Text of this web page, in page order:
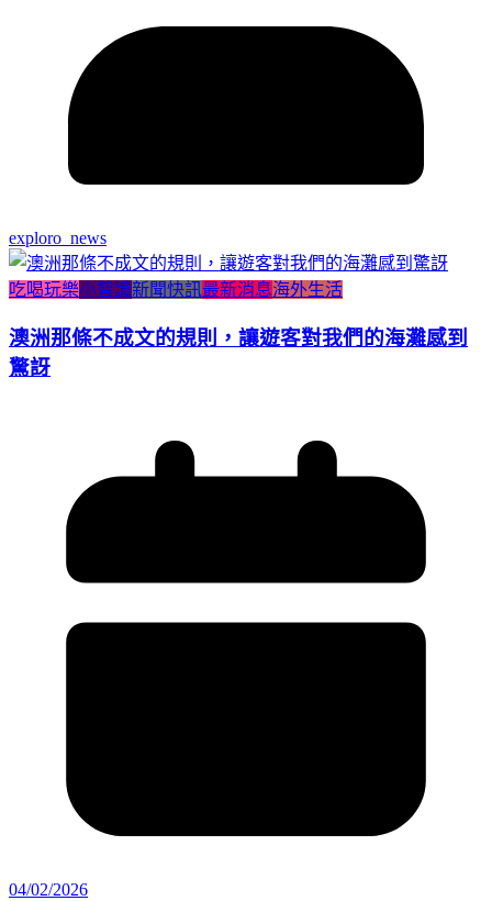
exploro_news
吃喝玩樂小智識新聞快訊最新消息海外生活
澳洲那條不成文的規則，讓遊客對我們的海灘感到
驚訝
04/02/2026